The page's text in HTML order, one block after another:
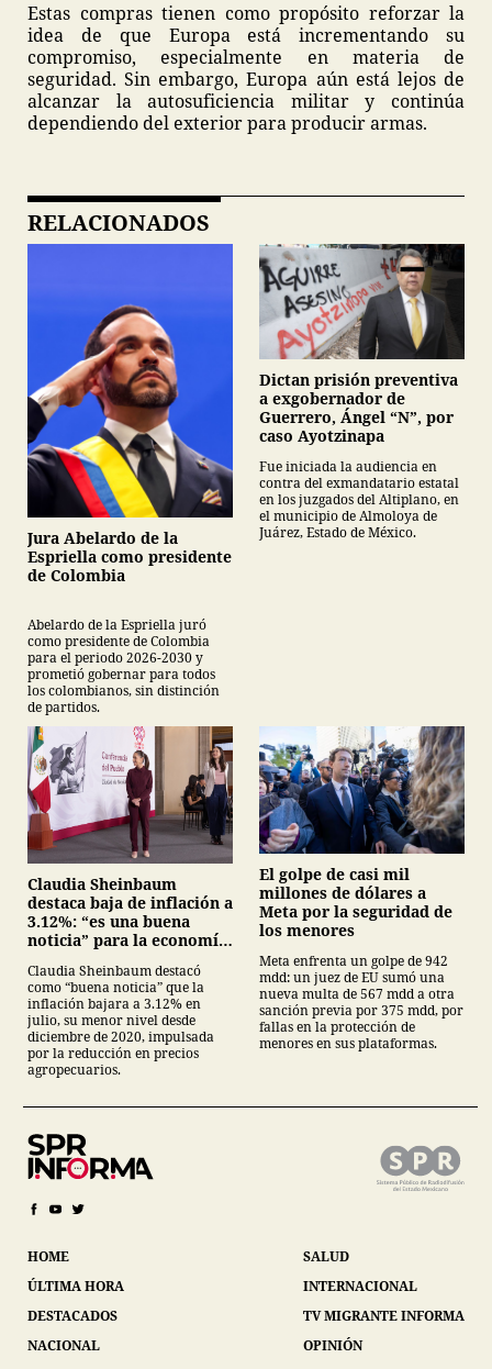
Estas compras tienen como propósito reforzar la
idea de que Europa está incrementando su
compromiso, especialmente en materia de
seguridad. Sin embargo, Europa aún está lejos de
alcanzar la autosuficiencia militar y continúa
dependiendo del exterior para producir armas.
RELACIONADOS
Jura Abelardo de la
Espriella como presidente
de Colombia
Abelardo de la Espriella juró
como presidente de Colombia
para el periodo 2026-2030 y
prometió gobernar para todos
los colombianos, sin distinción
de partidos.
Dictan prisión preventiva
a exgobernador de
Guerrero, Ángel “N”, por
caso Ayotzinapa
Fue iniciada la audiencia en
contra del exmandatario estatal
en los juzgados del Altiplano, en
el municipio de Almoloya de
Juárez, Estado de México.
Claudia Sheinbaum
destaca baja de inflación a
3.12%: “es una buena
noticia” para la economía
Claudia Sheinbaum destacó
como “buena noticia” que la
inflación bajara a 3.12% en
julio, su menor nivel desde
diciembre de 2020, impulsada
por la reducción en precios
agropecuarios.
El golpe de casi mil
millones de dólares a
Meta por la seguridad de
los menores
Meta enfrenta un golpe de 942
mdd: un juez de EU sumó una
nueva multa de 567 mdd a otra
sanción previa por 375 mdd, por
fallas en la protección de
menores en sus plataformas.
HOME
ÚLTIMA HORA
DESTACADOS
NACIONAL
SALUD
INTERNACIONAL
TV MIGRANTE INFORMA
OPINIÓN